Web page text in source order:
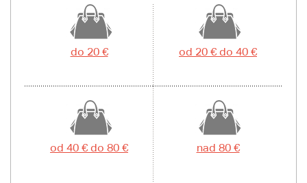
do 20 € od 20 € do 40 €
od 40 € do 80 € nad 80 €